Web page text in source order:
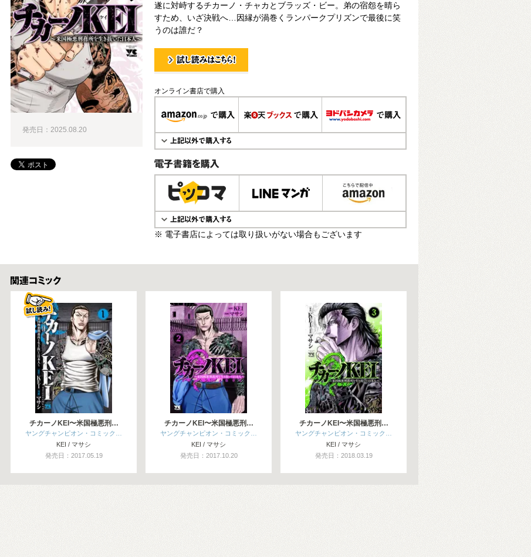
遂に対峙するチカーノ・チャカとブラッズ・ビー。弟の宿怨を晴ら
すため、いざ決戦へ…因縁が渦巻くランパークプリズンで最後に笑
うのは誰だ？
オンライン書店で購入
電子書籍で購入
※ 電子書店によっては取り扱いがない場合もございます
発売日：2025.08.20
関連コミックス
チカーノKEI〜米国極悪刑…
ヤングチャンピオン・コミック…
KEI / マサシ
発売日：2017.05.19
チカーノKEI〜米国極悪刑…
ヤングチャンピオン・コミック…
KEI / マサシ
発売日：2017.10.20
チカーノKEI〜米国極悪刑…
ヤングチャンピオン・コミック…
KEI / マサシ
発売日：2018.03.19